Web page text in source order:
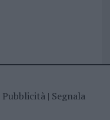
Pubblicità| Segnala